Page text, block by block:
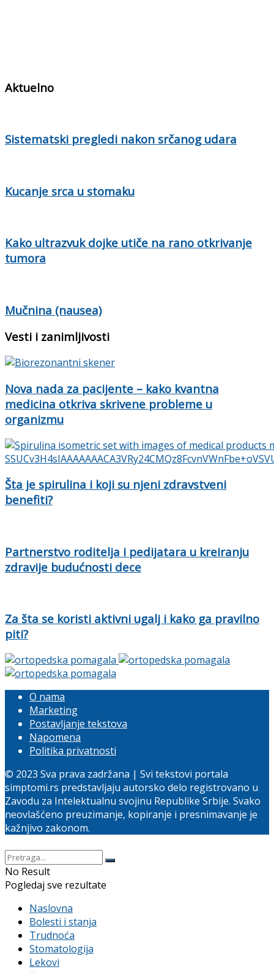
Aktuelno
Sistematski pregledi nakon srčanog udara
Kucanje srca u stomaku
Kako ultrazvuk dojke utiče na rano otkrivanje
tumora
Mučnina (nausea)
Vesti i zanimljivosti
Nova nada za pacijente – kako kvantna
medicina otkriva skrivene probleme u
organizmu
Šta je spirulina i koji su njeni zdravstveni
benefiti?
Partnerstvo roditelja i pedijatara u kreiranju
zdravije budućnosti dece
Za šta se koristi aktivni ugalj i kako ga pravilno
piti?
O nama
Marketing
Postavljanje tekstova
Napomena
Politika privatnosti
© 2023 Sva prava zadržana | Svi tekstovi portala
simptomi.rs predstavljaju autorsko delo registrovano u
Zavodu za Intelektualnu svojinu Republike Srbije. Svako
neovlašćeno preuzimanje, kopiranje i presnimavanje je
kažnjivo zakonom.
No Result
Pogledaj sve rezultate
Naslovna
Bolesti i stanja
Trudnoća
Stomatologija
Lekovi